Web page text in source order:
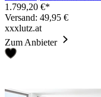
1.799,20 €*
Versand: 49,95 €
xxxlutz.at
Zum Anbieter